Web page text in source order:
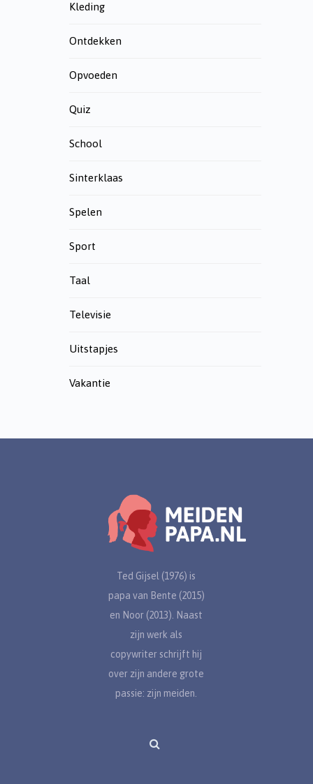
Kleding
Ontdekken
Opvoeden
Quiz
School
Sinterklaas
Spelen
Sport
Taal
Televisie
Uitstapjes
Vakantie
Ted Gijsel (1976) is
papa van Bente (2015)
en Noor (2013). Naast
zijn werk als
copywriter schrijft hij
over zijn andere grote
passie: zijn meiden.